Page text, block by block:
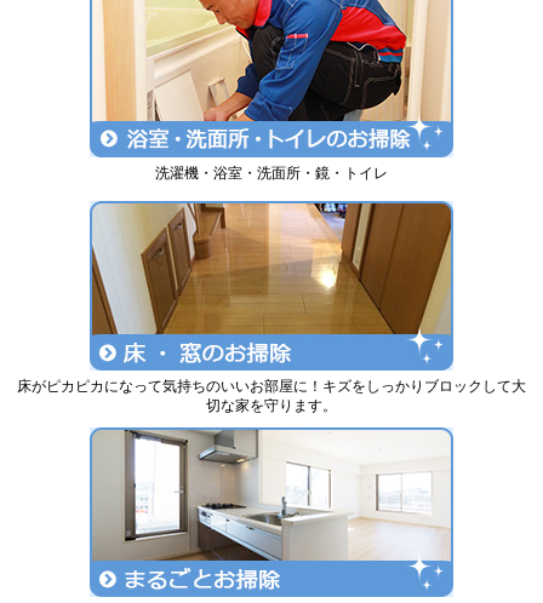
洗濯機・浴室・洗面所・鏡・トイレ
床がピカピカになって気持ちのいいお部屋に！キズをしっかりブロックして大
切な家を守ります。